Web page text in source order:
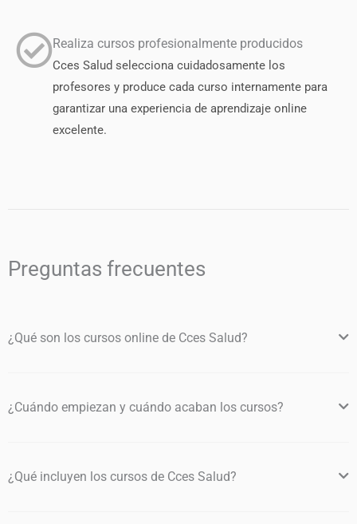
Realiza cursos profesionalmente producidos
Cces Salud selecciona cuidadosamente los
profesores y produce cada curso internamente para
garantizar una experiencia de aprendizaje online
excelente.
Preguntas frecuentes
¿Qué son los cursos online de Cces Salud?
¿Cuándo empiezan y cuándo acaban los cursos?
¿Qué incluyen los cursos de Cces Salud?